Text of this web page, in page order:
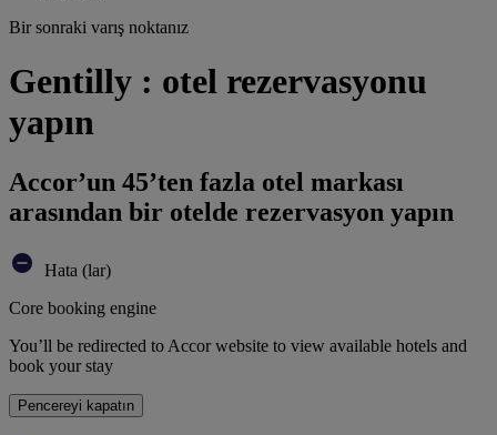
Bir sonraki varış noktanız
Gentilly : otel rezervasyonu
yapın
Accor’un 45’ten fazla otel markası
arasından bir otelde rezervasyon yapın
Hata (lar)
Core booking engine
You’ll be redirected to Accor website to view available hotels and
book your stay
Pencereyi kapatın